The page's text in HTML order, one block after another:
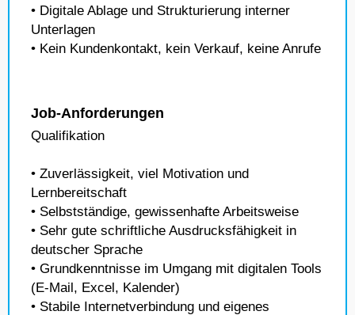
• Digitale Ablage und Strukturierung interner
Unterlagen
• Kein Kundenkontakt, kein Verkauf, keine Anrufe
Job-Anforderungen
Qualifikation
• Zuverlässigkeit, viel Motivation und
Lernbereitschaft
• Selbstständige, gewissenhafte Arbeitsweise
• Sehr gute schriftliche Ausdrucksfähigkeit in
deutscher Sprache
• Grundkenntnisse im Umgang mit digitalen Tools
(E-Mail, Excel, Kalender)
• Stabile Internetverbindung und eigenes